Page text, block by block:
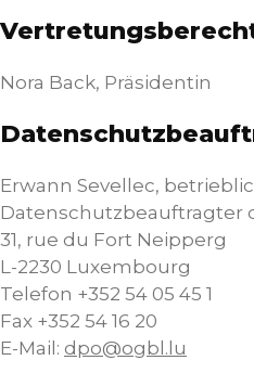
Nora Back, Präsidentin
Erwann Sevellec,
Datenschutzbeauftragter
31, rue du Fort Neipperg
L-2230 Luxembourg
Telefon +352 54 05 45 1
Fax +352 54 16 20
E-Mail: dpo@ogbl.lu